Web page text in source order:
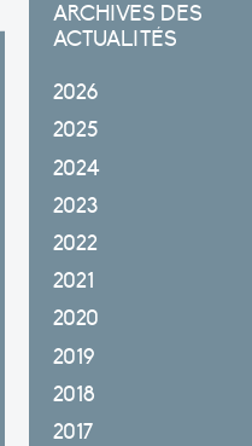
ARCHIVES DES
ACTUALITÉS
2026
2025
2024
2023
2022
2021
2020
2019
2018
2017